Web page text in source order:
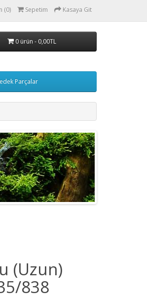
(0) Sepetim Kasaya Git
0 ürün - 0,00TL
Parçalar
(Uzun)
838